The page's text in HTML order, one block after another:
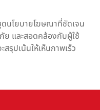
นโยบายโฆษณาที่ชัดเจน
ย และสอดคล้องกับผู้ใช้
ปเน้นให้เห็นภาพเร็ว